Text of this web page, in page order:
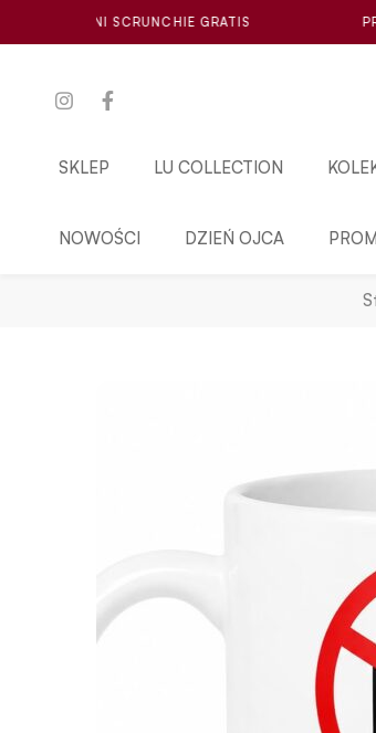
PRZY ZAKUPIE ZA MIN.
SKLEP LU COLLECTION
NOWOŚCI DZIEŃ OJCA